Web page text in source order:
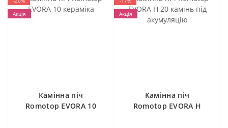
Акція
Камінна піч
Romotop EVORA 10
Акція
Камінна піч
Romotop EVORA H